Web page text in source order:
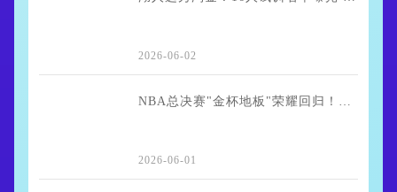
2026-06-02
NBA总决赛"金杯地板"荣耀回归！曾因简陋遭诟病 今年手工烤漆解决防滑隐患
2026-06-01